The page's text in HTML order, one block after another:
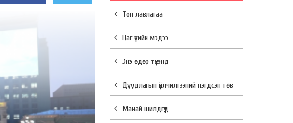
Топ лавлагаа
Цаг үеийн мэдээ
Энэ өдөр түүхэнд
Дуудлагын үйлчилгээний нэгдсэн төв
Манай шилдгүүд